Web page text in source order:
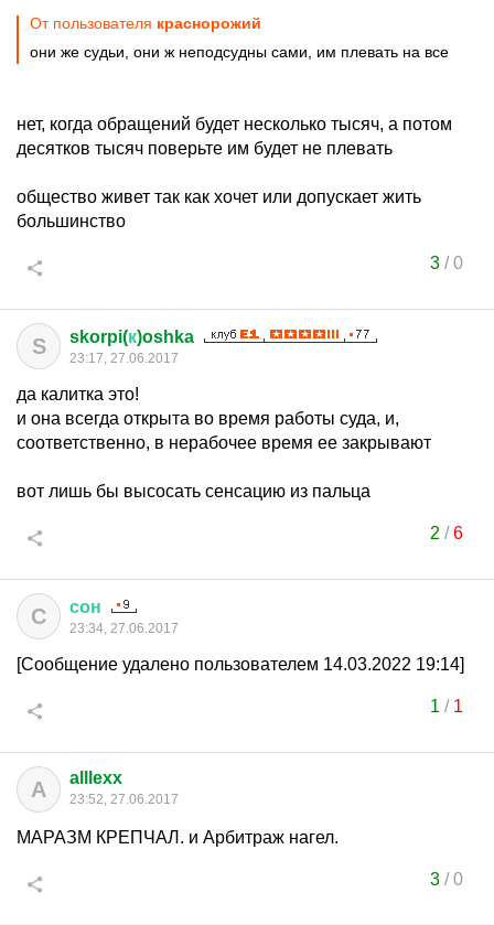
От пользователя краснорожий
они же судьи, они ж неподсудны сами, им плевать на все
нет, когда обращений будет несколько тысяч, а потом
десятков тысяч поверьте им будет не плевать
общество живет так как хочет или допускает жить
большинство
3/0
S skorpi(к)oshka
23:17, 27.06.2017
да калитка это!
и она всегда открыта во время работы суда, и,
соответственно, в нерабочее время ее закрывают
вот лишь бы высосать сенсацию из пальца
2 /6
С сон
23:34, 27.06.2017
[Сообщение удалено пользователем 14.03.2022 19:14]
1 / 1
A alllexx
23:52, 27.06.2017
МАРАЗМ КРЕПЧАЛ. и Арбитраж нагел.
3/0